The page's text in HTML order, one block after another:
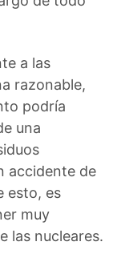
a las
razonable,
podría
una
accidente de
esto, es
muy
las nucleares.